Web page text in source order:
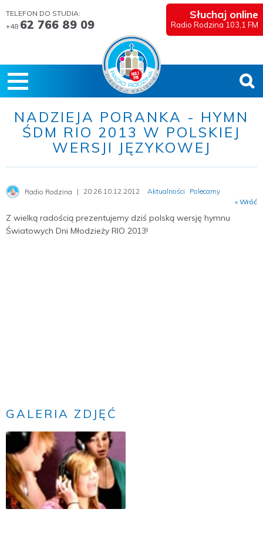
TELEFON DO STUDIA:
+48 62 766 89 09
Słuchaj online
Radio Rodzina 103,1 FM
NADZIEJA PORANKA - HYMN
ŚDM RIO 2013 W POLSKIEJ
WERSJI JĘZYKOWEJ
Radio Rodzina 20:26 10.12.2012 Aktualności
Polecamy
« Wróć
Z wielką radością prezentujemy dziś polską wersję hymnu
Światowych Dni Młodzieży RIO 2013!
GALERIA ZDJĘĆ